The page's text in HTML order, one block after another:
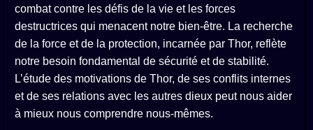
combat contre les défis de la vie et les forces
destructrices qui menacent notre bien-être. La recherche
de la force et de la protection, incarnée par Thor, reflète
notre besoin fondamental de sécurité et de stabilité.
L’étude des motivations de Thor, de ses conflits internes
et de ses relations avec les autres dieux peut nous aider
à mieux nous comprendre nous-mêmes.